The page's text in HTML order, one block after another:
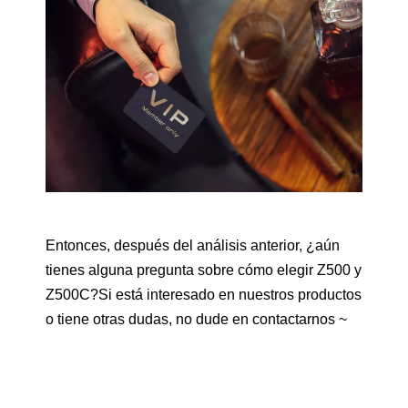
Entonces, después del análisis anterior, ¿aún
tienes alguna pregunta sobre cómo elegir Z500 y
Z500C?Si está interesado en nuestros productos
o tiene otras dudas, no dude en contactarnos ~